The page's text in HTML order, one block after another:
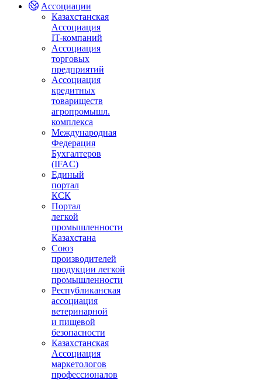
Ассоциации
Казахстанская
Ассоциация
IT-компаний
Ассоциация
торговых
предприятий
Ассоциация
кредитных
товариществ
агропромышл.
комплекса
Международная
Федерация
Бухгалтеров
(IFAC)
Единый
портал
КСК
Портал
легкой
промышленности
Казахстана
Союз
производителей
продукции легкой
промышленности
Республиканская
ассоциация
ветеринарной
и пищевой
безопасности
Казахстанская
Ассоциация
маркетологов
профессионалов